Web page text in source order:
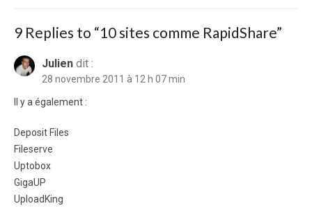
9 Replies to “10 sites comme RapidShare”
Julien dit :
28 novembre 2011 à 12 h 07 min
Il y a également :
Deposit Files
Fileserve
Uptobox
GigaUP
UploadKing